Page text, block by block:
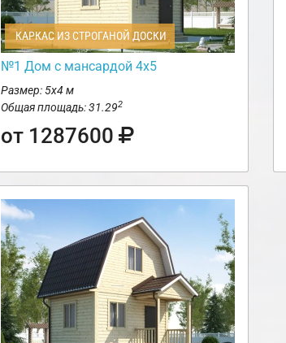
КАРКАС ИЗ СТРОГАНОЙ ДОСКИ
№1 Дом с мансардой 4х5
Размер: 5х4 м
Общая площадь: 31.292
от 1287600